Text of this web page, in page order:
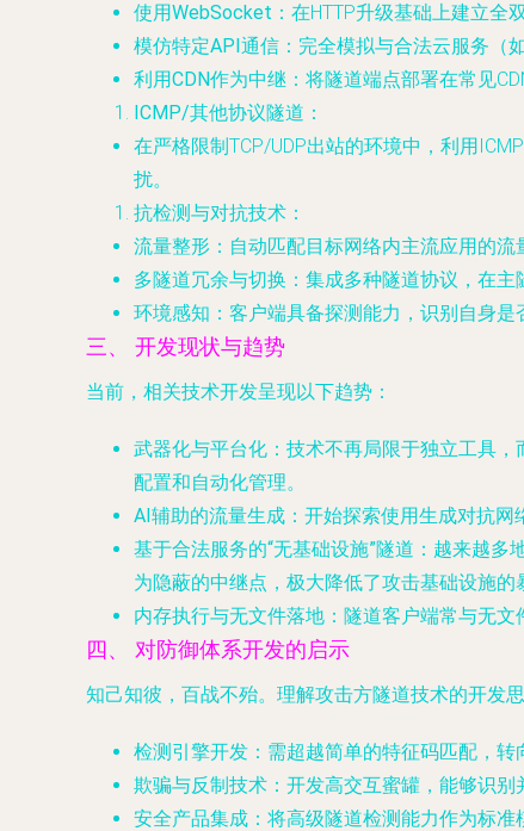
使用WebSocket ：在HTTP升级基础上建立全
模仿特定API通信 ：完全模拟与合法云服务（
利用CDN作为中继 ：将隧道端点部署在常见
ICMP/其他协议隧道 ：
在严格限制TCP/UDP出站的环境中，利用
扰。
抗检测与对抗技术 ：
流量整形 ：自动匹配目标网络内主流应用的
多隧道冗余与切换 ：集成多种隧道协议，在
环境感知 ：客户端具备探测能力，识别自身
三、 开发现状与趋势
当前，相关技术开发呈现以下趋势：
武器化与平台化 ：技术不再局限于独立工具
配置和自动化管理。
AI辅助的流量生成 ：开始探索使用生成对抗
基于合法服务的“无基础设施”隧道 ：越来越多
为隐蔽的中继点，极大降低了攻击基础设施的
内存执行与无文件落地 ：隧道客户端常与无
四、 对防御体系开发的启示
知己知彼，百战不殆。理解攻击方隧道技术的开发
检测引擎开发 ：需超越简单的特征码匹配，
欺骗与反制技术 ：开发高交互蜜罐，能够识
安全产品集成 ：将高级隧道检测能力作为标